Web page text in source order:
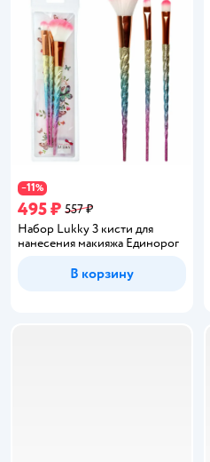
−11%
495 ₽ 557 ₽
Набор Lukky 3 кисти для
нанесения макияжа Единорог
В корзину